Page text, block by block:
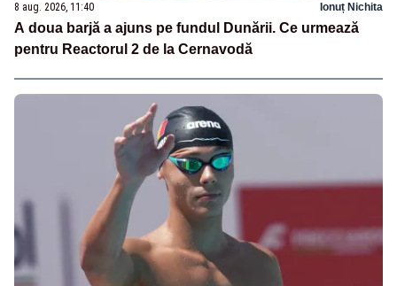
8 aug. 2026, 11:40 Ionuț Nichita
A doua barjă a ajuns pe fundul Dunării. Ce urmează
pentru Reactorul 2 de la Cernavodă